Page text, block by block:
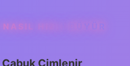
NASIL HIZLI BÜYÜR
Çimlenir